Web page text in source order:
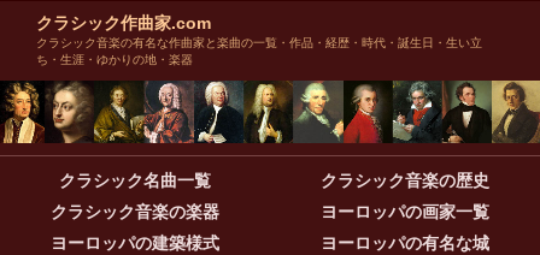
クラシック作曲家.com
クラシック音楽の有名な作曲家と楽曲の一覧・作品・経歴・時代・誕生日・生い立
ち・生涯・ゆかりの地・楽器
クラシック名曲一覧
クラシック音楽の歴史
クラシック音楽の楽器
ヨーロッパの画家一覧
ヨーロッパの建築様式
ヨーロッパの有名な城